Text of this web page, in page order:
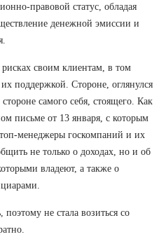
правовой статус, обладая
денежной эмиссии и
своим клиентам, в том
поддержкой. Стороне, оглянулся
самого себя, стоящего. Как
письме от 13 января, с которым
менеджеры госкомпаний и их
не только о доходах, но и об
владеют, а также о
поэтому не стала возиться со